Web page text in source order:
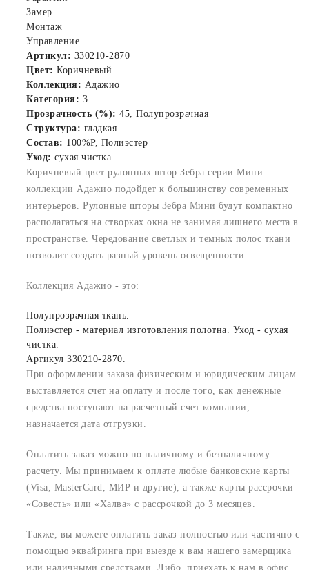
Замер
Монтаж
Управление
Артикул: 330210-2870
Цвет: Коричневый
Коллекция: Адажио
Категория: 3
Прозрачность (%): 45, Полупрозрачная
Структура: гладкая
Состав: 100%P, Полиэстер
Уход: сухая чистка
Коричневый цвет рулонных штор Зебра серии Мини
коллекции Адажио подойдет к большинству современных
интерьеров. Рулонные шторы Зебра Мини будут компактно
располагаться на створках окна не занимая лишнего места в
пространстве. Чередование светлых и темных полос ткани
позволит создать разный уровень освещенности.
Коллекция Адажио - это:
Полупрозрачная ткань.
Полиэстер - материал изготовления полотна. Уход - сухая
чистка.
Артикул 330210-2870.
При оформлении заказа физическим и юридическим лицам
выставляется счет на оплату и после того, как денежные
средства поступают на расчетный счет компании,
назначается дата отгрузки.
Оплатить заказ можно по наличному и безналичному
расчету. Мы принимаем к оплате любые банковские карты
(Visa, MasterCard, МИР и другие), а также карты рассрочки
«Совесть» или «Халва» с рассрочкой до 3 месяцев.
Также, вы можете оплатить заказ полностью или частично с
помощью эквайринга при выезде к вам нашего замерщика
или наличными средствами. Либо, приехать к нам в офис